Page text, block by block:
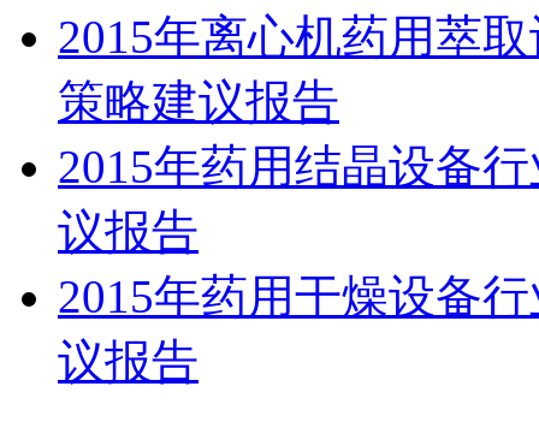
2015年离心机药用萃
策略建议报告
2015年药用结晶设备
议报告
2015年药用干燥设备
议报告